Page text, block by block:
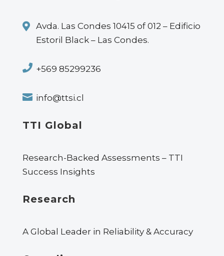

Avda. Las Condes 10415 of 012 – Edificio
Estoril Black – Las Condes.
 +569 85299236
 info@ttsi.cl
TTI Global
Research-Backed Assessments – TTI
Success Insights
Research
A Global Leader in Reliability & Accuracy